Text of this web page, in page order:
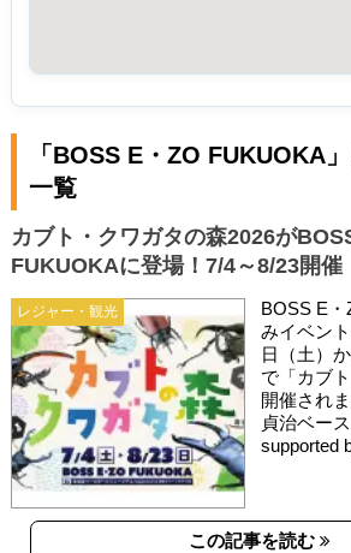
「BOSS E・ZO FUKUOKA
一覧
レジャー・観光
カブト・クワガタの森2026が
FUKUOKAに登場！7/4～8/23開催
BOSS E
みイベン
日（土）
で「カブ
開催され
貞治ベー
supported
この記事を読む